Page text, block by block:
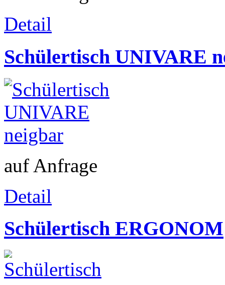
Detail
Schülertisch UNIVARE
auf Anfrage
Detail
Schülertisch ERGONOM